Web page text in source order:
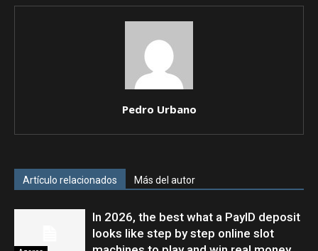
Pedro Urbano
Artículo relacionados Más del autor
In 2026, the best what a PayID deposit
looks like step by step online slot